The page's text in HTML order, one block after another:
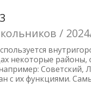
/
некоторые
с их функциями.